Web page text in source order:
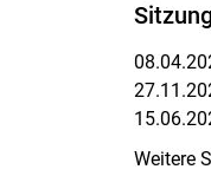
Weitere